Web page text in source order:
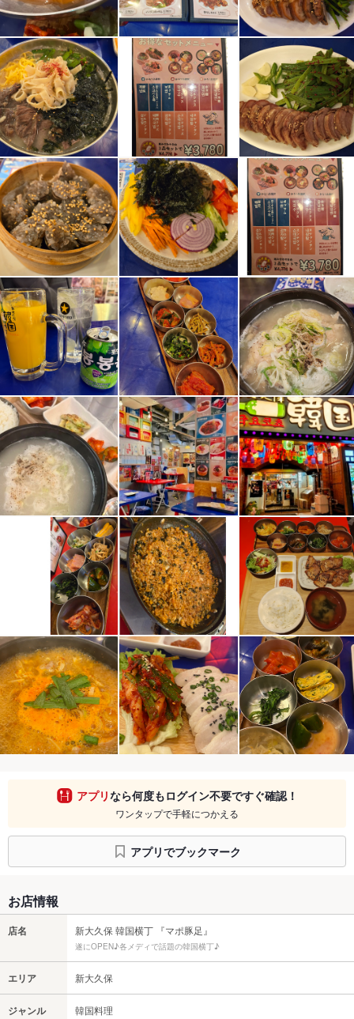
アプリなら何度もログイン不要ですぐ確認！
ワンタップで手軽につかえる
アプリでブックマーク
お店情報
店名 新大久保 韓国横丁 『マポ豚足』
遂にOPEN♪各メディで話題の韓国横丁♪
エリア 新大久保
ジャンル 韓国料理